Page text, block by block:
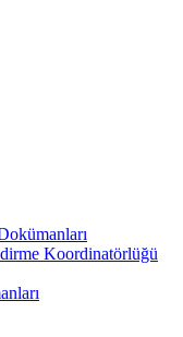
Koordinatörlüğü